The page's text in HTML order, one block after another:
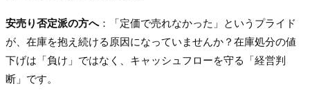
安売り否定派の方へ：「定価で売れなかった」というプライド
が、在庫を抱え続ける原因になっていませんか？在庫処分の値
下げは「負け」ではなく、キャッシュフローを守る「経営判
断」です。